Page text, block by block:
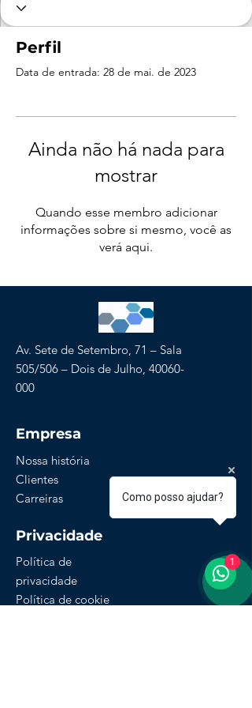
Perfil
Data de entrada: 28 de mai. de 2023
Ainda não há nada para
mostrar
Quando esse membro adicionar
informações sobre si mesmo, você as
verá aqui.
Av. Sete de Setembro, 71 – Sala
505/506 – Dois de Julho, 40060-
000
Empresa
Nossa história
Clientes
Carreiras
Privacidade
Política de
privacidade
Política de cookie
Como posso ajudar?
1